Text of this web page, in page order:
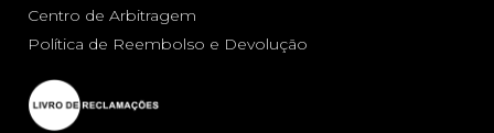
Centro de Arbitragem
Política de Reembolso e Devolução